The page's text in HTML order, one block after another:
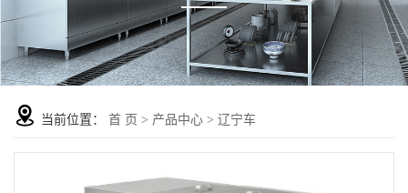
当前位置： 首 页 > 产品中心 > 辽宁车